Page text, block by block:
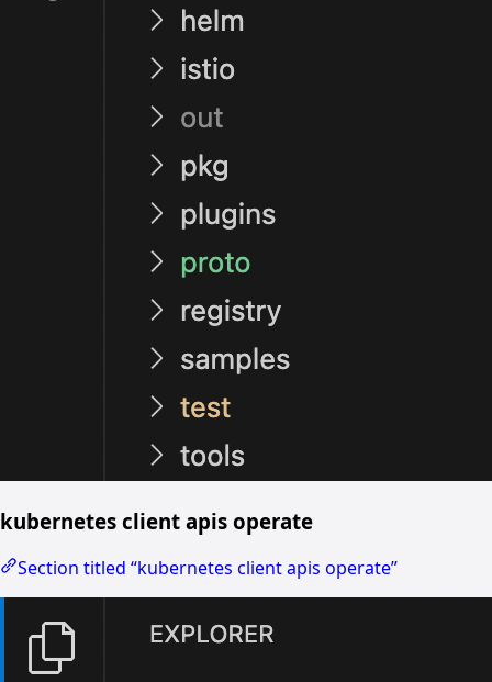
kubernetes client apis operate
Section titled “kubernetes client apis operate”